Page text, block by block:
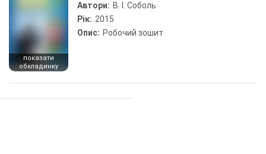
показати
обкладинку
Автори: В. І. Соболь
Рік: 2015
Опис: Робочий зошит